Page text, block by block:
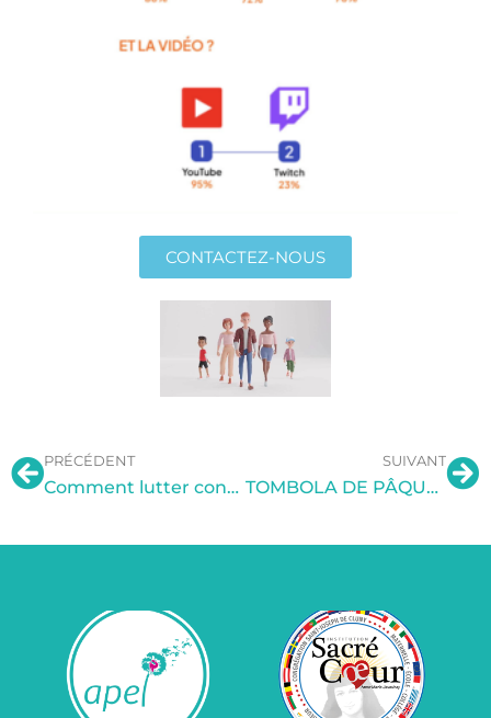
CONTACTEZ-NOUS
PRÉCÉDENT
Comment lutter contre le harcèlement scolaire ?
SUIVANT
TOMBOLA DE PÂQUES